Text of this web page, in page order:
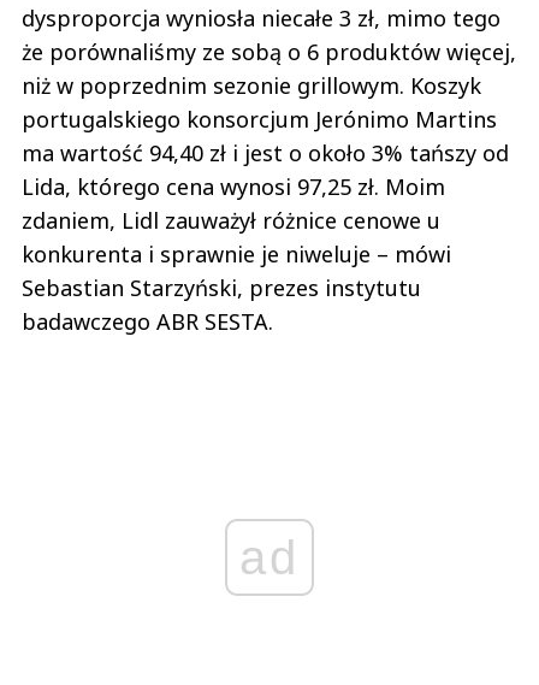
dysproporcja wyniosła niecałe 3 zł, mimo tego
że porównaliśmy ze sobą o 6 produktów więcej,
niż w poprzednim sezonie grillowym. Koszyk
portugalskiego konsorcjum Jerónimo Martins
ma wartość 94,40 zł i jest o około 3% tańszy od
Lida, którego cena wynosi 97,25 zł. Moim
zdaniem, Lidl zauważył różnice cenowe u
konkurenta i sprawnie je niweluje – mówi
Sebastian Starzyński, prezes instytutu
badawczego ABR SESTA.
ad